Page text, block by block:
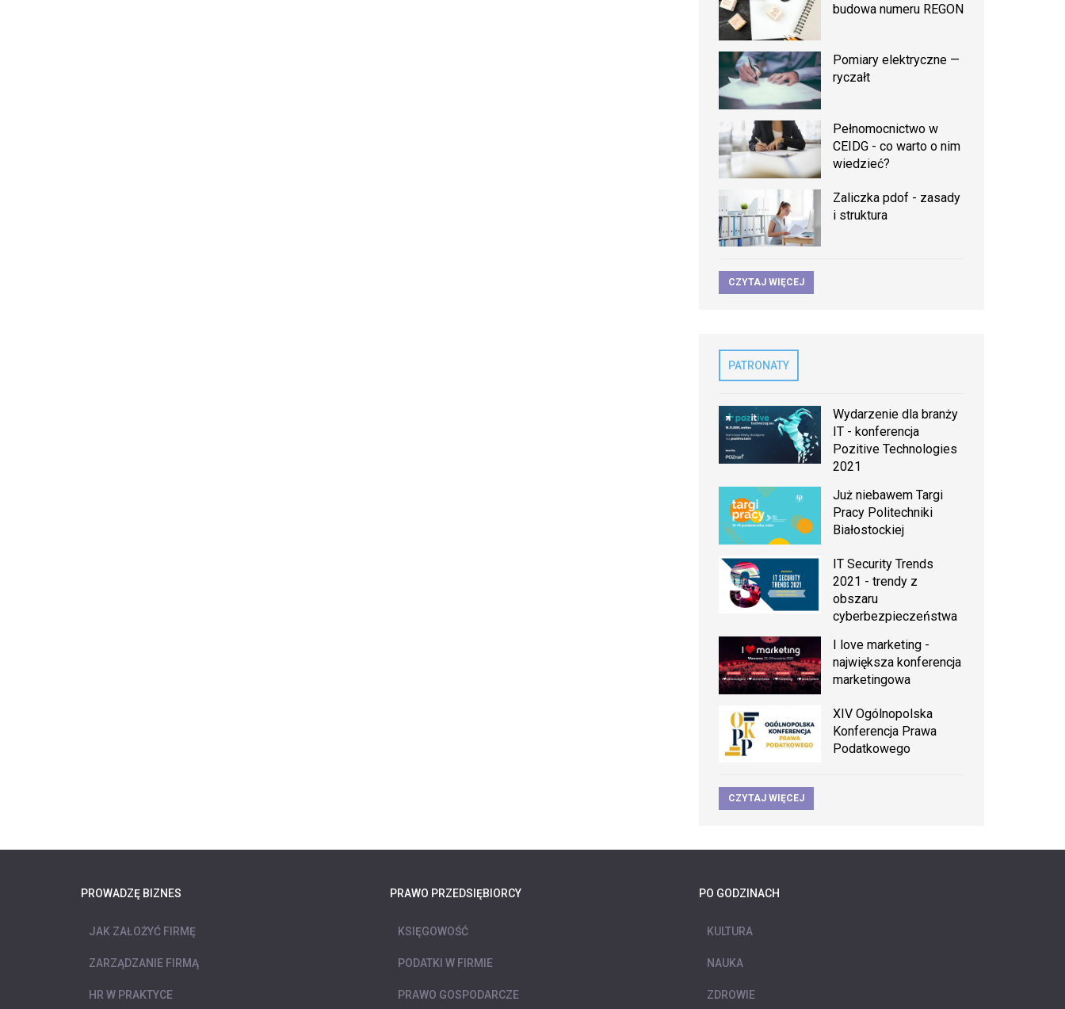
budowa numeru REGON
Pomiary elektryczne —
ryczałt
Pełnomocnictwo w
CEIDG - co warto o nim
wiedzieć?
Zaliczka pdof - zasady
i struktura
CZYTAJ WIĘCEJ
PATRONATY
Wydarzenie dla branży
IT - konferencja
Pozitive Technologies
2021
Już niebawem Targi
Pracy Politechniki
Białostockiej
IT Security Trends
2021 - trendy z
obszaru
cyberbezpieczeństwa
I love marketing -
największa konferencja
marketingowa
XIV Ogólnopolska
Konferencja Prawa
Podatkowego
CZYTAJ WIĘCEJ
PROWADZĘ BIZNES
JAK ZAŁOŻYĆ FIRMĘ
ZARZĄDZANIE FIRMĄ
HR W PRAKTYCE
PRAWO PRZEDSIĘBIORCY
KSIĘGOWOŚĆ
PODATKI W FIRMIE
PRAWO GOSPODARCZE
PO GODZINACH
KULTURA
NAUKA
ZDROWIE